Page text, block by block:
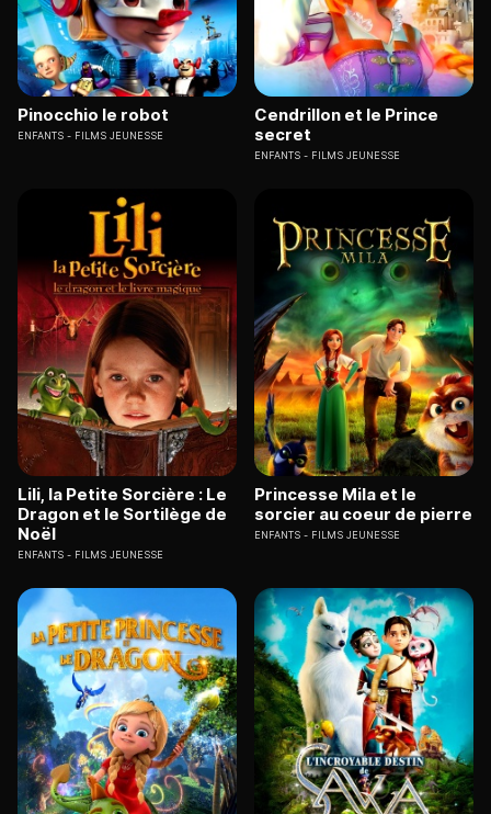
Pinocchio le robot
ENFANTS FILMS JEUNESSE
Cendrillon et le Prince
secret
ENFANTS FILMS JEUNESSE
Lili, la Petite Sorcière : Le
Dragon et le Sortilège de
Noël
ENFANTS FILMS JEUNESSE
Princesse Mila et le
sorcier au coeur de pierre
ENFANTS FILMS JEUNESSE